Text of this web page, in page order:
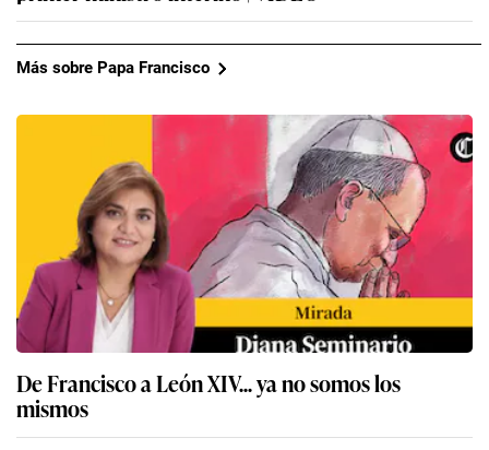
Más sobre Papa Francisco
De Francisco a León XIV... ya no somos los
mismos